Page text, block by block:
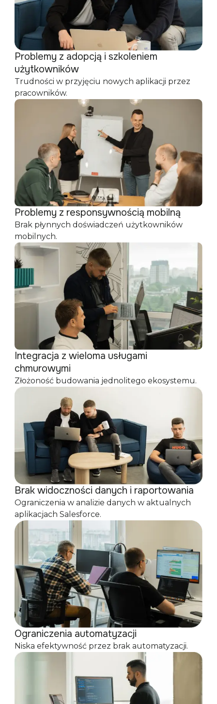
Problemy z adopcją i szkoleniem
użytkowników
Trudności w przyjęciu nowych aplikacji przez
pracowników.
Problemy z responsywnością mobilną
Brak płynnych doświadczeń użytkowników
mobilnych.
Integracja z wieloma usługami
chmurowymi
Złożoność budowania jednolitego ekosystemu.
Brak widoczności danych i raportowania
Ograniczenia w analizie danych w aktualnych
aplikacjach Salesforce.
Ograniczenia automatyzacji
Niska efektywność przez brak automatyzacji.